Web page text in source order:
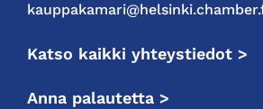
Katso kaikki yhteystiedot >
Anna palautetta >